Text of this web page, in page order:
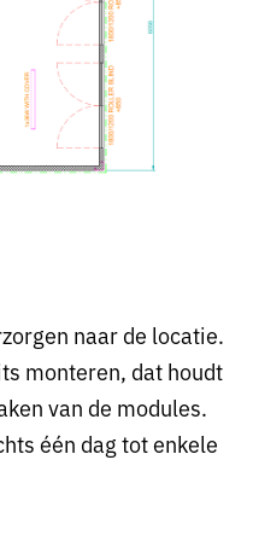
naar de locatie.
monteren, dat houdt
van de modules.
één dag tot enkele